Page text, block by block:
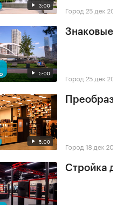
3:00 Город 25 дек
5:00 Город 25 дек
5:00 Город 18 дек
Стройка